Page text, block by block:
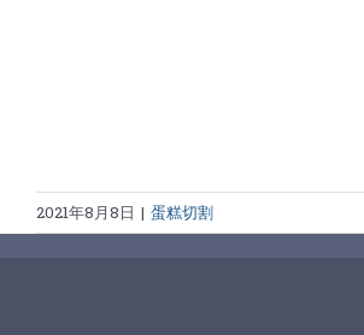
2021年8月8日 | 蛋糕切割